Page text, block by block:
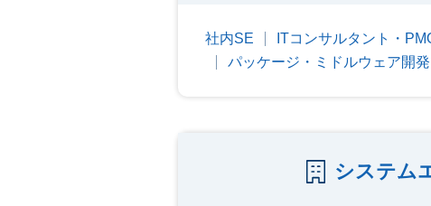
社内SE ITコンサルタント・
パッケージ・ミドルウェア開発
システム